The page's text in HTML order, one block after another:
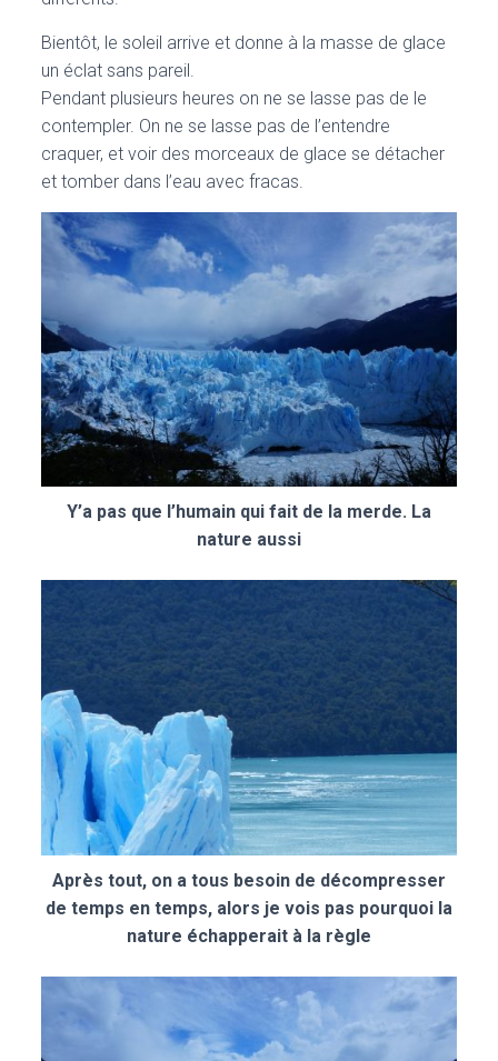
Bientôt, le soleil arrive et donne à la masse de glace
un éclat sans pareil.
Pendant plusieurs heures on ne se lasse pas de le
contempler. On ne se lasse pas de l’entendre
craquer, et voir des morceaux de glace se détacher
et tomber dans l’eau avec fracas.
Y’a pas que l’humain qui fait de la merde. La
nature aussi
Après tout, on a tous besoin de décompresser
de temps en temps, alors je vois pas pourquoi la
nature échapperait à la règle